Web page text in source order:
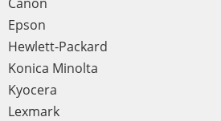
Epson
Hewlett-Packard
Konica Minolta
Kyocera
Lexmark